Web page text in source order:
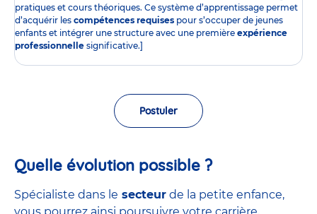
pratiques et cours théoriques. Ce système d’apprentissage permet
d’acquérir les compétences requises pour s’occuper de jeunes
enfants et intégrer une structure avec une première expérience
professionnelle significative.]
Postuler
Quelle évolution possible ?
Spécialiste dans le secteur de la petite enfance,